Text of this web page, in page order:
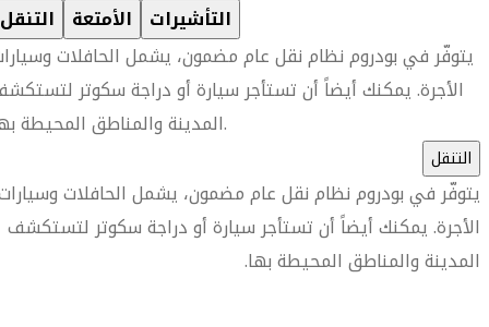
التنقل الأمتعة التأشيرات
يتوفّر في بودروم نظام نقل عام مضمون، يشمل الحافلات
الأجرة. يمكنك أيضاً أن تستأجر سيارة أو دراجة سكوتر
المدينة والمناطق المحيطة بها.
التنقل
يتوفّر في بودروم نظام نقل عام مضمون، يشمل الحافلات
الأجرة. يمكنك أيضاً أن تستأجر سيارة أو دراجة سكوتر لتستكشف
المدينة والمناطق المحيطة بها.